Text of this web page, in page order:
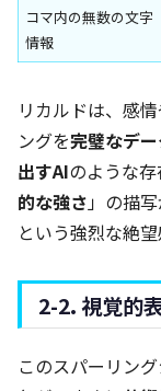
コマ内の無数の文字
情報
リカルドは、感
ングを完璧なデー
出すAIのような
的な強さ」の描
という強烈な絶望
2-2. 視覚的
このスパーリン